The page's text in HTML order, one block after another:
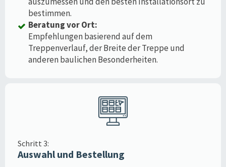
bestimmen.
Beratung vor Ort:
Empfehlungen basierend auf dem
Treppenverlauf, der Breite der Treppe und
anderen baulichen Besonderheiten.
Schritt 3:
Auswahl und Bestellung